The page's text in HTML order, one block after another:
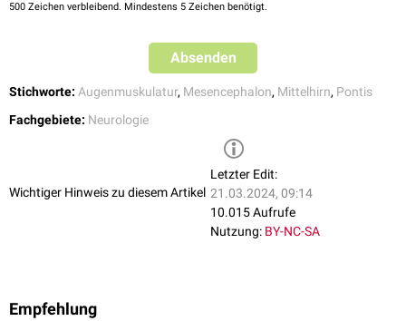
500 Zeichen verbleibend. Mindestens 5 Zeichen benötigt.
Absenden
Stichworte: Augenmuskulatur, Mesencephalon, Mittelhirn, Pontis
Fachgebiete: Neurologie
Wichtiger Hinweis zu diesem Artikel
Letzter Edit:
21.03.2024, 09:14
10.015 Aufrufe
Nutzung: BY-NC-SA
Empfehlung